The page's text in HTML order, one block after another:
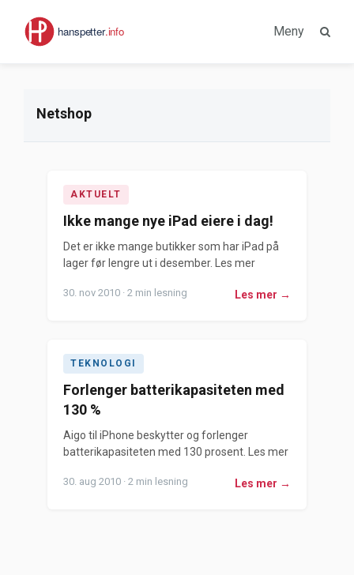
Meny
Netshop
AKTUELT
Ikke mange nye iPad eiere i dag!
Det er ikke mange butikker som har iPad på
lager før lengre ut i desember. Les mer
30. nov 2010 · 2 min lesning Les mer →
TEKNOLOGI
Forlenger batterikapasiteten med
130 %
Aigo til iPhone beskytter og forlenger
batterikapasiteten med 130 prosent. Les mer
30. aug 2010 · 2 min lesning Les mer →